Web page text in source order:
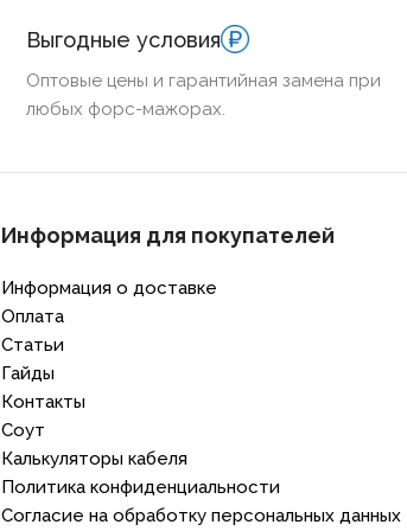
Выгодные условия
Оптовые цены и гарантийная замена при
любых форс-мажорах.
Информация для покупателей
Информация о доставке
Оплата
Статьи
Гайды
Контакты
Соут
Калькуляторы кабеля
Политика конфиденциальности
Согласие на обработку персональных данных